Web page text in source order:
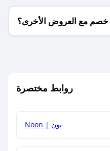
مع العروض الأخرى؟
روابط مختصرة
Noon | نون